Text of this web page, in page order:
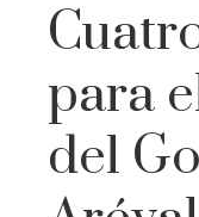
para
del